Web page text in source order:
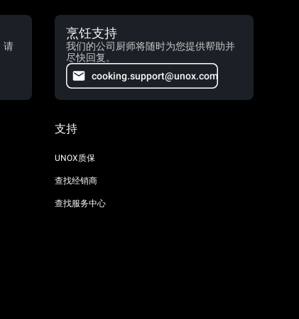
请
烹饪支持
我们的公司厨师将随时为您提供帮助并
尽快回复。
cooking.support@unox.com
支持
UNOX质保
查找经销商
查找服务中心